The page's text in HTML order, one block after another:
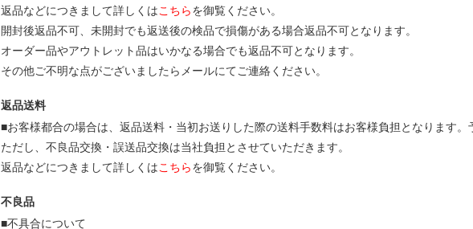
返品などにつきまして詳しくはこちらを御覧ください。
開封後返品不可、未開封でも返送後の検品で損傷がある場合返品不可となります。
オーダー品やアウトレット品はいかなる場合でも返品不可となります。
その他ご不明な点がございましたらメールにてご連絡ください。
返品送料
■お客様都合の場合は、返品送料・当初お送りした際の送料手数料はお客様負担となります。
ただし、不良品交換・誤送品交換は当社負担とさせていただきます。
返品などにつきまして詳しくはこちらを御覧ください。
不良品
■不具合について